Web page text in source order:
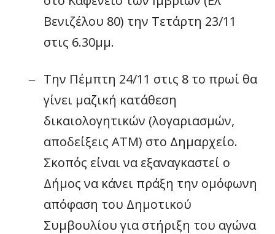
Βενιζέλου 80) την Τετάρτη 23/11
στις 6.30μμ.
–
Την Πέμπτη 24/11 στις 8 το πρωί θα
γίνει μαζική κατάθεση
δικαιολογητικών (λογαριασμών,
αποδείξεις ΑΤΜ) στο Δημαρχείο.
Σκοπός είναι να εξαναγκαστεί ο
Δήμος να κάνει πράξη την ομόφωνη
απόφαση του Δημοτικού
Συμβουλίου για στήριξη του αγώνα